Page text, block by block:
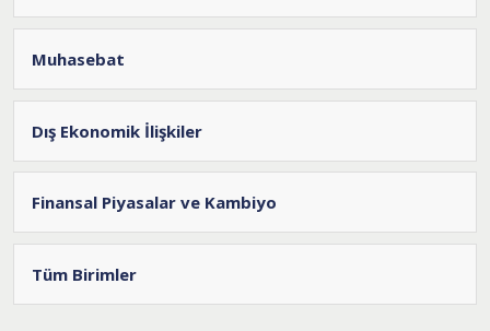
Muhasebat
Dış Ekonomik İlişkiler
Finansal Piyasalar ve Kambiyo
Tüm Birimler